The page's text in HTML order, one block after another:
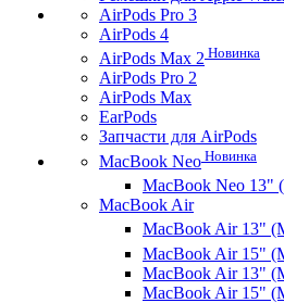
AirPods Pro 3
AirPods 4
AirPods Max 2 Новинка
AirPods Pro 2
AirPods Max
EarPods
Запчасти для AirPods
MacBook Neo Новинка
MacBook Neo 13"
MacBook Air
MacBook Air 13"
MacBook Air 15"
MacBook Air 13"
MacBook Air 15"